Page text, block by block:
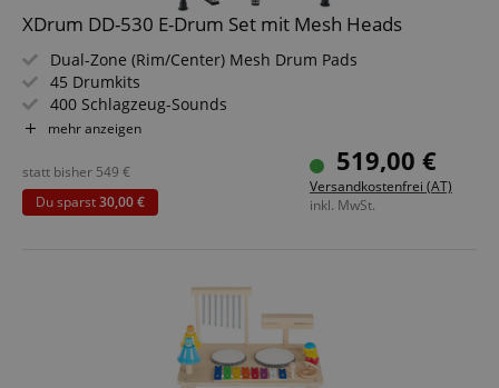
XDrum DD-530 E-Drum Set mit Mesh Heads
Dual-Zone (Rim/Center) Mesh Drum Pads
45 Drumkits
400 Schlagzeug-Sounds
Lernmodus
Hintergrundbeleuchtetes Segment-LCD
Kopfhörer-Ausgang, USB, MIDI IN, MIDI OUT
mehr anzeigen
519,00 €
Versandkostenfrei (AT)
inkl. MwSt.
statt bisher 549 €
Du sparst30,00 €